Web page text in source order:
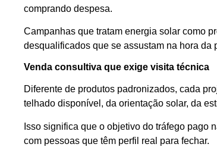
comprando despesa.
Campanhas que tratam energia solar como
desqualificados que se assustam na hora da
Venda consultiva que exige visita técnica
Diferente de produtos padronizados, cada
telhado disponível, da orientação solar, da
Isso significa que o objetivo do tráfego
com pessoas que têm perfil real para fechar.